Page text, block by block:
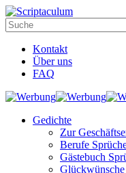
Kontakt
Über uns
FAQ
Gedichte
Zur
Berufe
Gästebuch
Glückwünsche